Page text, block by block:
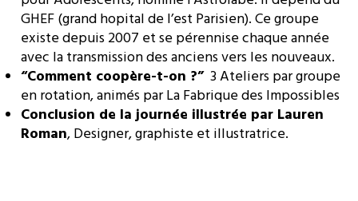
GHEF (grand hopital de l’est Parisien). Ce groupe
existe depuis 2007 et se pérennise chaque année
avec la transmission des anciens vers les nouveaux.
“Comment coopère-t-on ?”3 Ateliers par groupe
en rotation, animés par La Fabrique des Impossibles
Conclusion de la journée illustrée par Lauren
Roman, Designer, graphiste et illustratrice.